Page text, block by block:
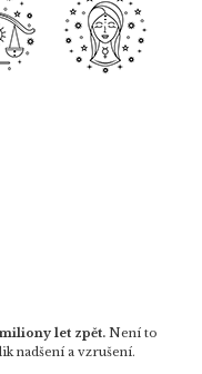
let zpět. Není to
nadšení a vzrušení.